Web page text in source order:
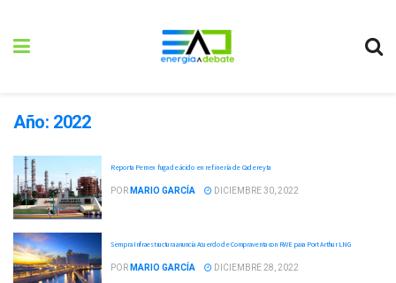
Año: 2022
Reporta Pemex fuga de ácido en refinería de Cadereyta
POR MARIO GARCÍA DICIEMBRE 30, 2022
Sempra Infraestructura anuncia Acuerdo de Compraventa con RWE para Port Arthur LNG
POR MARIO GARCÍA DICIEMBRE 28, 2022